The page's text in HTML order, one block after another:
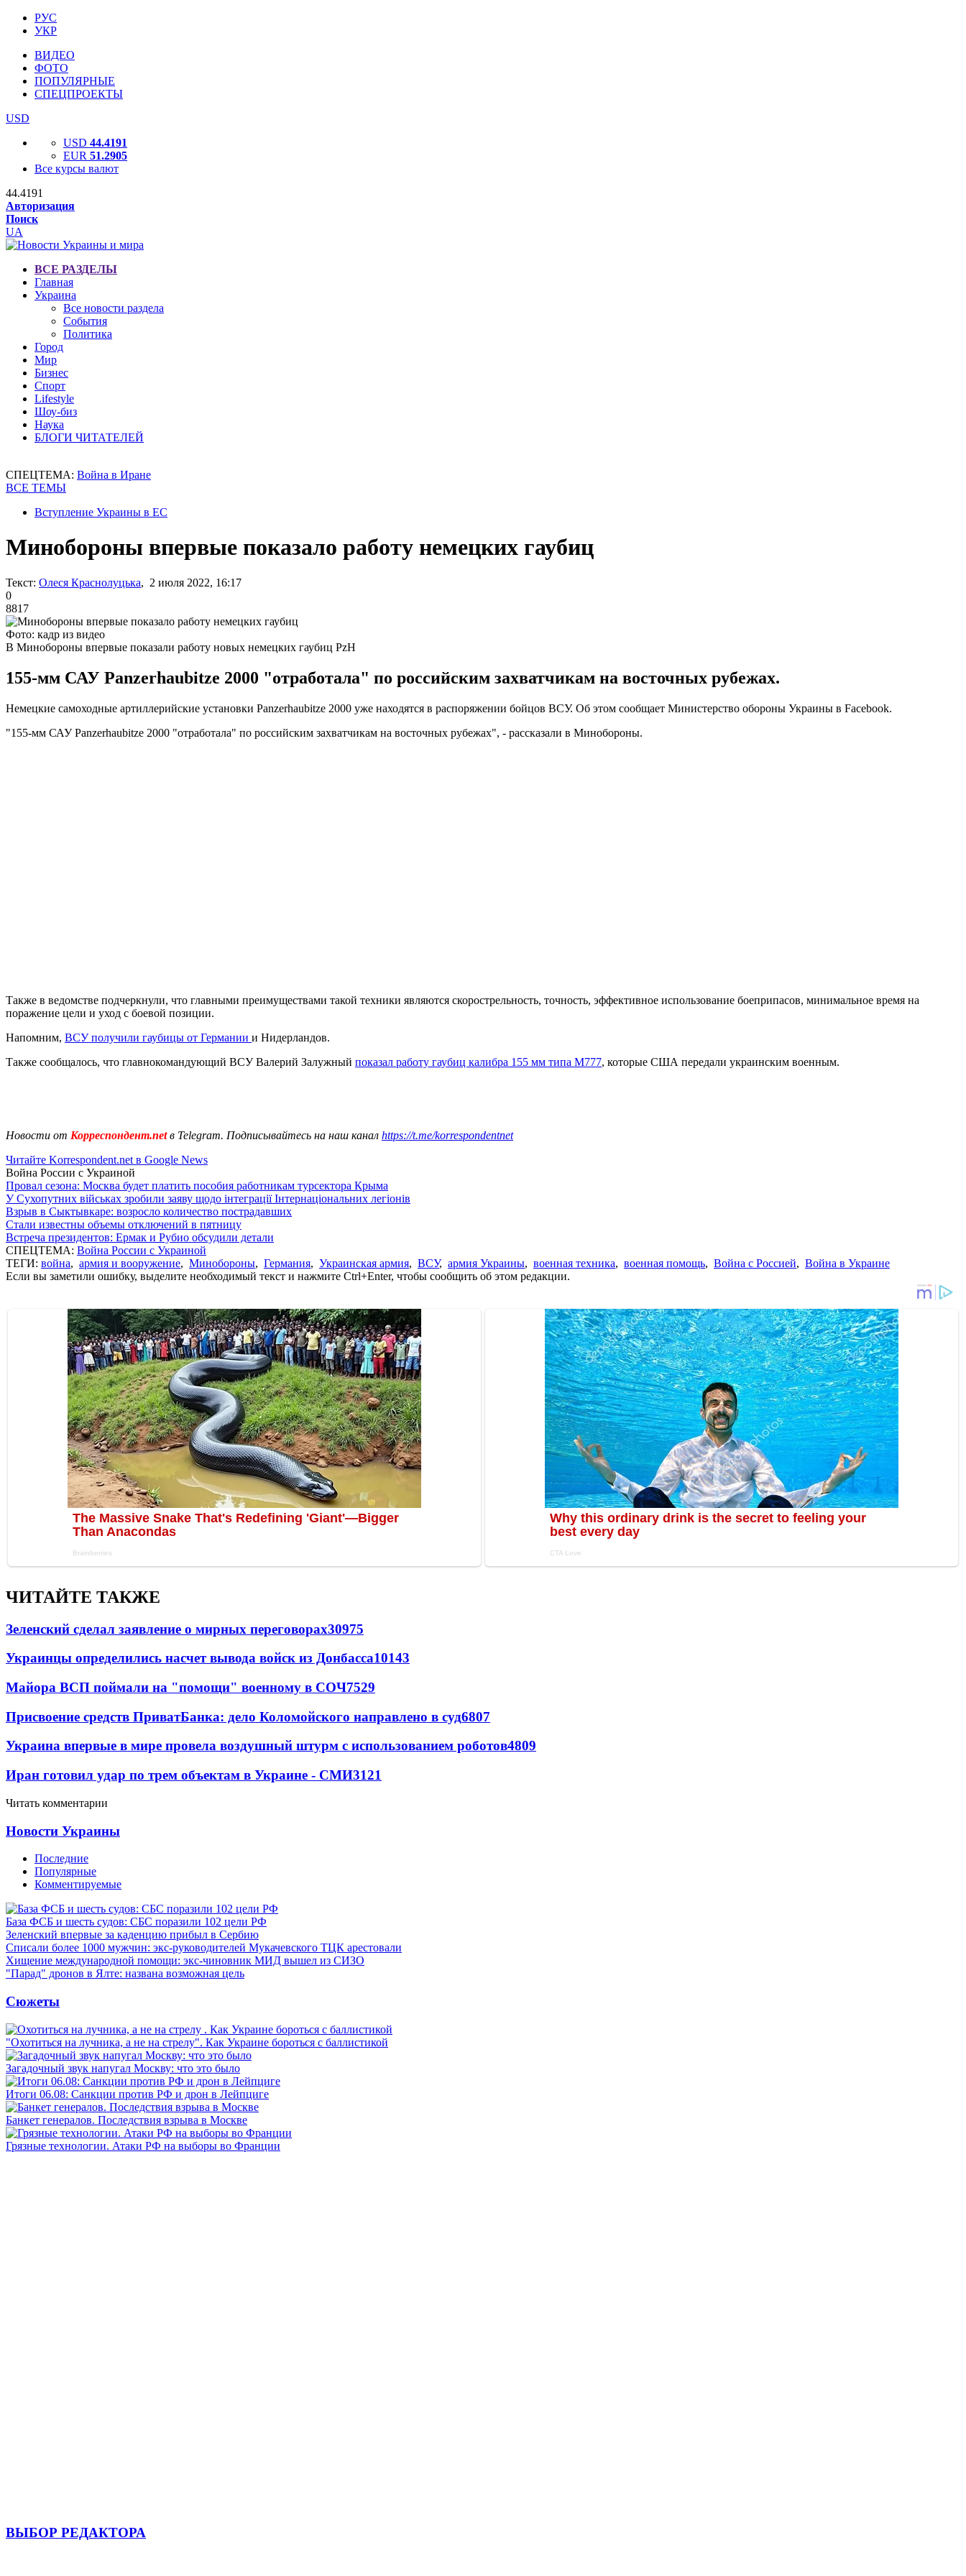
РУС
УКР
ВИДЕО
ФОТО
ПОПУЛЯРНЫЕ
СПЕЦПРОЕКТЫ
USD
USD 44.4191
EUR 51.2905
Все курсы валют
44.4191
Авторизация
Поиск
UA
ВСЕ РАЗДЕЛЫ
Главная
Украина
Все новости раздела
События
Политика
Город
Мир
Бизнес
Спорт
Lifestyle
Шоу-биз
Наука
БЛОГИ ЧИТАТЕЛЕЙ
СПЕЦТЕМА: Война в Иране
ВСЕ ТЕМЫ
Вступление Украины в ЕС
Минобороны впервые показало работу немецких гаубиц
Текст: Олеся Краснолуцька, 2 июля 2022, 16:17
0
8817
Фото: кадр из видео
В Минобороны впервые показали работу новых немецких гаубиц PzH
155-мм САУ Panzerhaubitze 2000 "отработала" по российским захватчикам на восточных рубежах.
Немецкие самоходные артиллерийские установки Panzerhaubitze 2000 уже находятся в распоряжении бойцов ВСУ. Об этом сообщает Министерство обороны Украины в Facebook.
"155-мм САУ Panzerhaubitze 2000 "отработала" по российским захватчикам на восточных рубежах", - рассказали в Минобороны.
Также в ведомстве подчеркнули, что главными преимуществами такой техники являются скорострельность, точность, эффективное использование боеприпасов, минимальное время на
поражение цели и уход с боевой позиции.
Напомним, ВСУ получили гаубицы от Германии и Нидерландов.
Также сообщалось, что главнокомандующий ВСУ Валерий Залужный показал работу гаубиц калибра 155 мм типа М777, которые США передали украинским военным.
Новости от Корреспондент.netв Telegram. Подписывайтесь на наш канал https://t.me/korrespondentnet
Читайте Korrespondent.net в Google News
Война России с Украиной
Провал сезона: Москва будет платить пособия работникам турсектора Крыма
У Сухопутних військах зробили заяву щодо інтеграції Інтернаціональних легіонів
Взрыв в Сыктывкаре: возросло количество пострадавших
Стали известны объемы отключений в пятницу
Встреча президентов: Ермак и Рубио обсудили детали
СПЕЦТЕМА: Война России с Украиной
ТЕГИ: война, армия и вооружение, Минобороны, Германия, Украинская армия, ВСУ, армия Украины, военная техника, военная помощь, Война с Россией, Война в Украине
Если вы заметили ошибку, выделите необходимый текст и нажмите Ctrl+Enter, чтобы сообщить об этом редакции.
ЧИТАЙТЕ ТАКЖЕ
Зеленский сделал заявление о мирных переговорах30975
Украинцы определились насчет вывода войск из Донбасса10143
Майора ВСП поймали на "помощи" военному в СОЧ7529
Присвоение средств ПриватБанка: дело Коломойского направлено в суд6807
Украина впервые в мире провела воздушный штурм с использованием роботов4809
Иран готовил удар по трем объектам в Украине - СМИ3121
Читать комментарии
Новости Украины
Последние
Популярные
Комментируемые
База ФСБ и шесть судов: СБС поразили 102 цели РФ
Зеленский впервые за каденцию прибыл в Сербию
Списали более 1000 мужчин: экс-руководителей Мукачевского ТЦК арестовали
Хищение международной помощи: экс-чиновник МИД вышел из СИЗО
"Парад" дронов в Ялте: названа возможная цель
Сюжеты
"Охотиться на лучника, а не на стрелу". Как Украине бороться с баллистикой
Загадочный звук напугал Москву: что это было
Итоги 06.08: Санкции против РФ и дрон в Лейпциге
Банкет генералов. Последствия взрыва в Москве
Грязные технологии. Атаки РФ на выборы во Франции
ВЫБОР РЕДАКТОРА